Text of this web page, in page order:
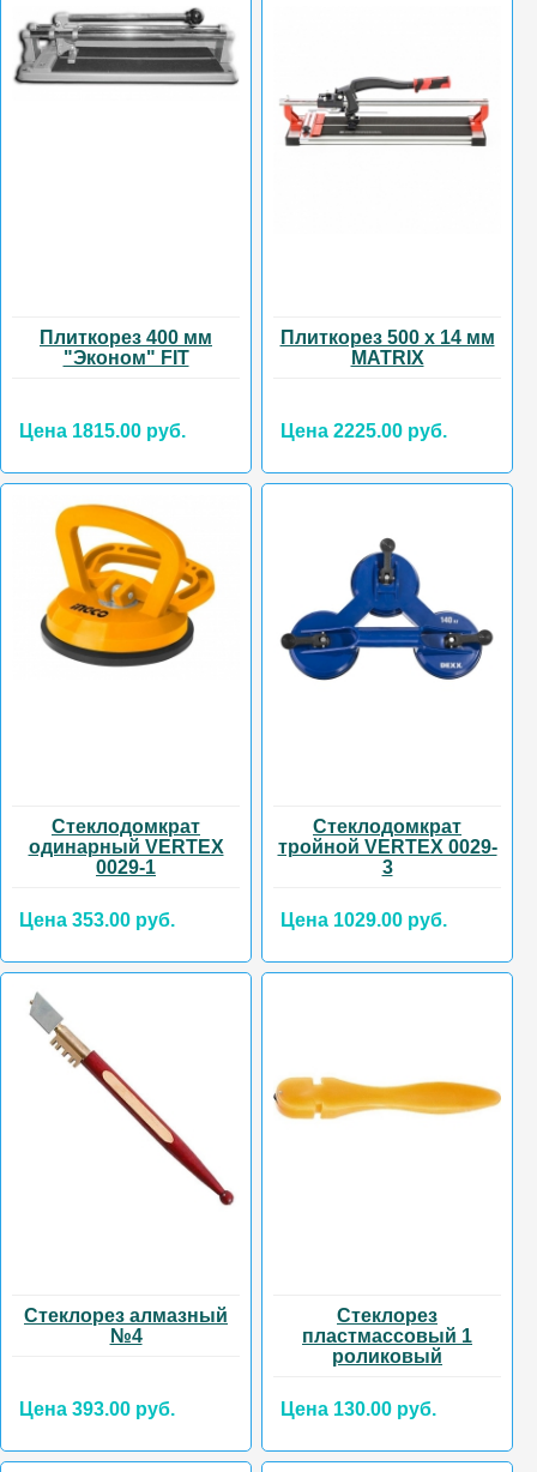
Плиткорез 400 мм
"Эконом" FIT
Цена 1815.00 руб.
Плиткорез 500 х 14 мм
MATRIX
Цена 2225.00 руб.
Стеклодомкрат
одинарный VERTEX
0029-1
Цена 353.00 руб.
Стеклодомкрат
тройной VERTEX 0029-
3
Цена 1029.00 руб.
Стеклорез алмазный
№4
Цена 393.00 руб.
Стеклорез
пластмассовый 1
роликовый
Цена 130.00 руб.